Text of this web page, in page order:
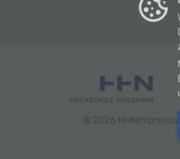
© 2026 HHN